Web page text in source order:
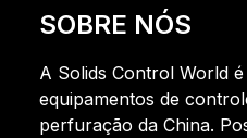
SOBRE NÓS
A Solids Control World
equipamentos de
perfuração da China.